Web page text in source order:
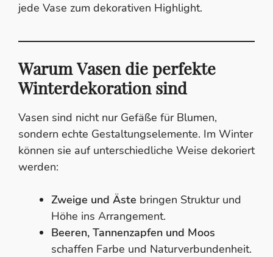
jede Vase zum dekorativen Highlight.
Warum Vasen die perfekte
Winterdekoration sind
Vasen sind nicht nur Gefäße für Blumen,
sondern echte Gestaltungselemente. Im Winter
können sie auf unterschiedliche Weise dekoriert
werden:
Zweige und Äste bringen Struktur und
Höhe ins Arrangement.
Beeren, Tannenzapfen und Moos
schaffen Farbe und Naturverbundenheit.